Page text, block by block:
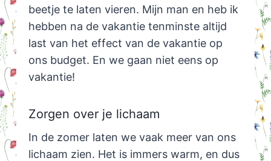
beetje te laten vieren. Mijn man en heb ik
hebben na de vakantie tenminste altijd
last van het effect van de vakantie op
ons budget. En we gaan niet eens op
vakantie!
Zorgen over je lichaam
In de zomer laten we vaak meer van ons
lichaam zien. Het is immers warm, en dus